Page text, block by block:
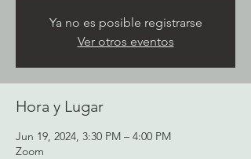
Ya no es posible registrarse
Ver otros eventos
Hora y Lugar
Jun 19, 2024, 3:30 PM – 4:00 PM
Zoom